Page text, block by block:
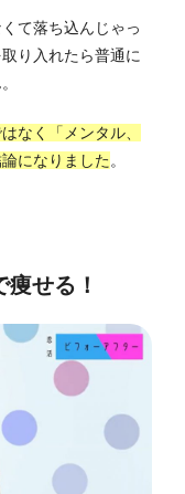
て落ち込んじゃっ
り入れたら普通に
なく「メンタル、
になりました。
せる！